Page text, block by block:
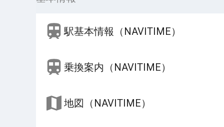
駅基本情報（NAVITIME）
乗換案内（NAVITIME）
地図（NAVITIME）